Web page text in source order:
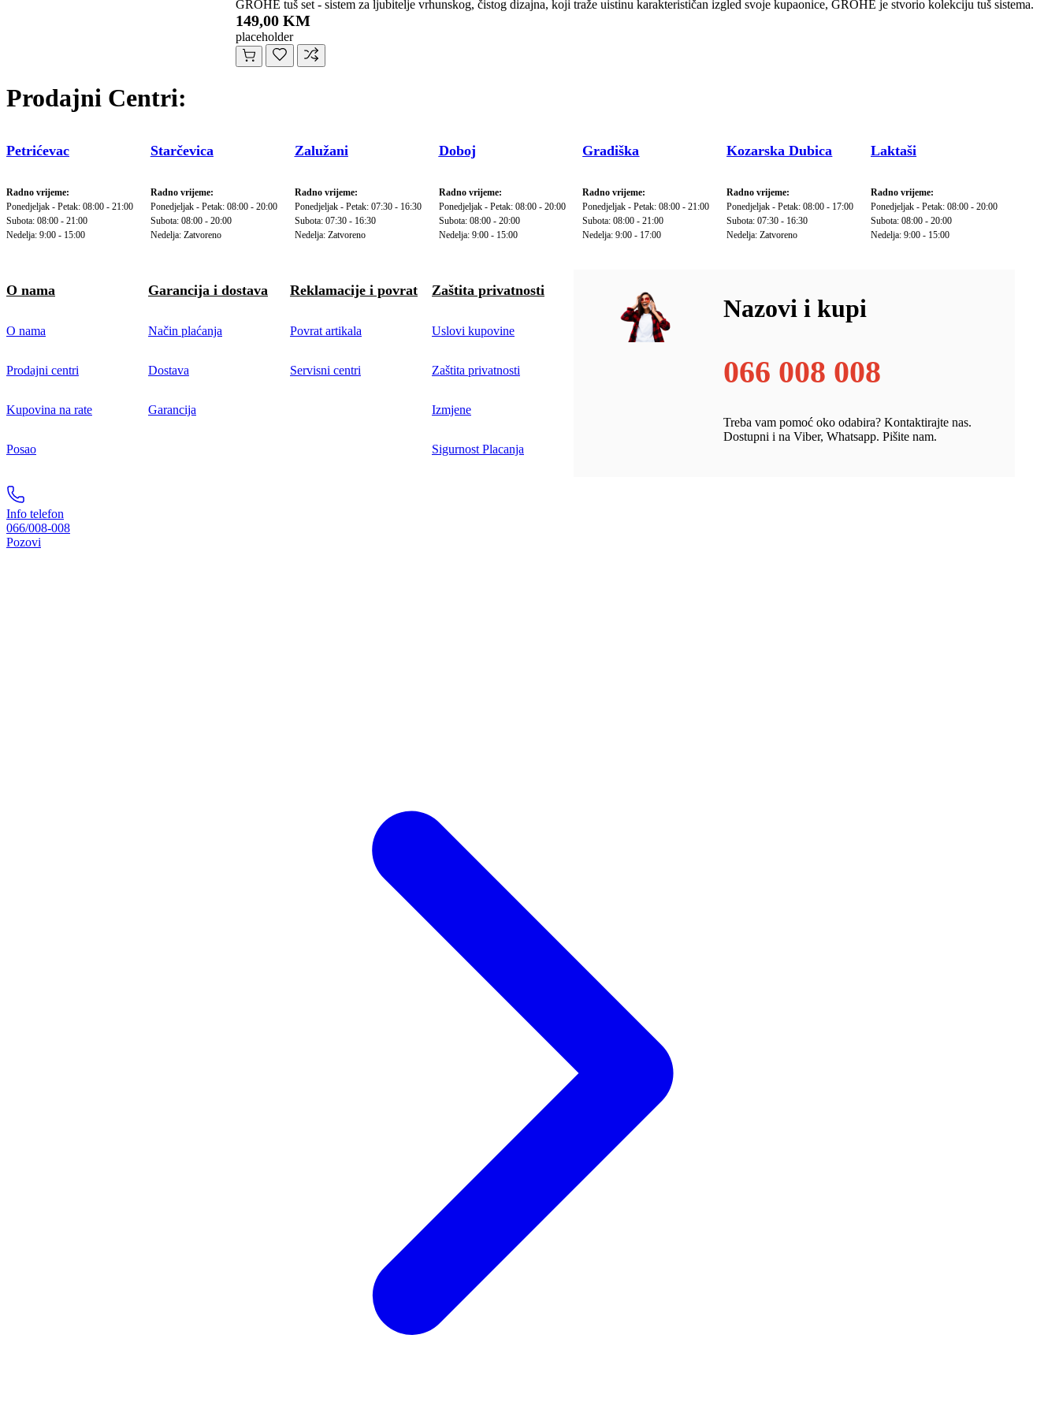
GROHE tuš set - sistem za ljubitelje vrhunskog, čistog dizajna, koji traže uistinu karakterističan izgled svoje kupaonice, GROHE je stvorio kolekciju tuš sistema.
149,00 KM
placeholder
Prodajni Centri:
Petrićevac
Radno vrijeme:
Ponedjeljak - Petak: 08:00 - 21:00
Subota: 08:00 - 21:00
Nedelja: 9:00 - 15:00
Starčevica
Radno vrijeme:
Ponedjeljak - Petak: 08:00 - 20:00
Subota: 08:00 - 20:00
Nedelja: Zatvoreno
Zalužani
Radno vrijeme:
Ponedjeljak - Petak: 07:30 - 16:30
Subota: 07:30 - 16:30
Nedelja: Zatvoreno
Doboj
Radno vrijeme:
Ponedjeljak - Petak: 08:00 - 20:00
Subota: 08:00 - 20:00
Nedelja: 9:00 - 15:00
Gradiška
Radno vrijeme:
Ponedjeljak - Petak: 08:00 - 21:00
Subota: 08:00 - 21:00
Nedelja: 9:00 - 17:00
Kozarska Dubica
Radno vrijeme:
Ponedjeljak - Petak: 08:00 - 17:00
Subota: 07:30 - 16:30
Nedelja: Zatvoreno
Laktaši
Radno vrijeme:
Ponedjeljak - Petak: 08:00 - 20:00
Subota: 08:00 - 20:00
Nedelja: 9:00 - 15:00
O nama
O nama
Prodajni centri
Kupovina na rate
Posao
Garancija i dostava
Način plaćanja
Dostava
Garancija
Reklamacije i povrat
Povrat artikala
Servisni centri
Zaštita privatnosti
Uslovi kupovine
Zaštita privatnosti
Izmjene
Sigurnost Placanja
Nazovi i kupi
066 008 008
Treba vam pomoć oko odabira? Kontaktirajte nas.
Dostupni i na Viber, Whatsapp. Pišite nam.
Info telefon
066/008-008
Pozovi